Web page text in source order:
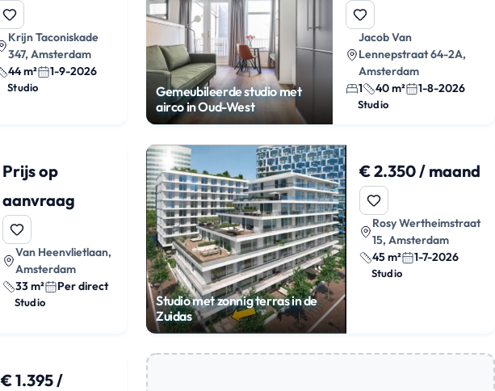
Krijn Taconiskade
347, Amsterdam
44 m²
1-9-2026
Studio
Gemeubileerde studio met
airco in Oud-West
Jacob Van
Lennepstraat 64-2A,
Amsterdam
1
40 m² 1-8-2026
Studio
Prijs op
aanvraag
Van Heenvlietlaan,
Amsterdam
33 m²
Per direct
Studio
Studio met zonnig terras in de
Zuidas
€ 2.350 / maand
Rosy Wertheimstraat
15, Amsterdam
45 m²
1-7-2026
Studio
€ 1.395 /